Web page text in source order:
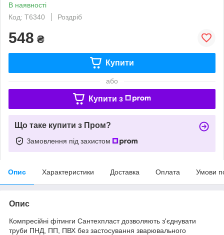
В наявності
Код: Т6340
Роздріб
548 ₴
Купити
або
Купити з
Що таке купити з Пром?
Замовлення під захистом
Опис Характеристики Доставка Оплата Умови
Опис
Компресійні фітинги Сантехпласт дозволяють з'єднувати
труби ПНД, ПП, ПВХ без застосування зварювального